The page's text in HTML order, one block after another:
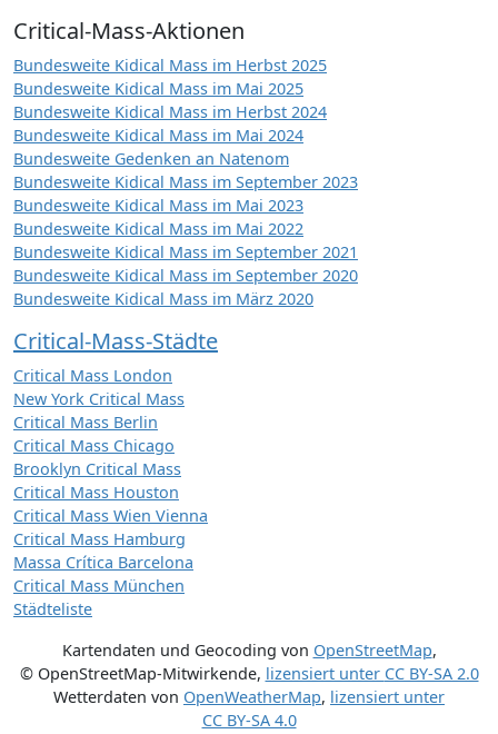
Critical-Mass-Aktionen
Bundesweite Kidical Mass im Herbst 2025
Bundesweite Kidical Mass im Mai 2025
Bundesweite Kidical Mass im Herbst 2024
Bundesweite Kidical Mass im Mai 2024
Bundesweite Gedenken an Natenom
Bundesweite Kidical Mass im September 2023
Bundesweite Kidical Mass im Mai 2023
Bundesweite Kidical Mass im Mai 2022
Bundesweite Kidical Mass im September 2021
Bundesweite Kidical Mass im September 2020
Bundesweite Kidical Mass im März 2020
Critical-Mass-Städte
Critical Mass London
New York Critical Mass
Critical Mass Berlin
Critical Mass Chicago
Brooklyn Critical Mass
Critical Mass Houston
Critical Mass Wien Vienna
Critical Mass Hamburg
Massa Crítica Barcelona
Critical Mass München
Städteliste
Kartendaten und Geocoding von OpenStreetMap,
© OpenStreetMap-Mitwirkende, lizensiert unter CC BY-SA 2.0
Wetterdaten von OpenWeatherMap, lizensiert unter
CC BY-SA 4.0